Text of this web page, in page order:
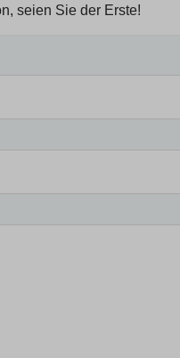
seien Sie der Erste!